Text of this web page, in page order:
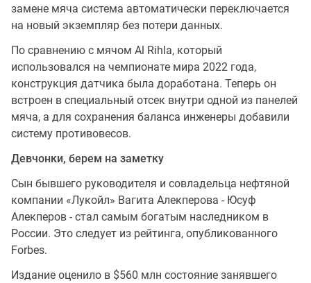
замене мяча система автоматически переключается
на новый экземпляр без потери данных.
По сравнению с мячом Al Rihla, который
использовался на чемпионате мира 2022 года,
конструкция датчика была доработана. Теперь он
встроен в специальный отсек внутри одной из панелей
мяча, а для сохранения баланса инженеры добавили
систему противовесов.
Девчонки, берем на заметку
Сын бывшего руководителя и совладельца нефтяной
компании «Лукойл» Вагита Алекперова - Юсуф
Алекперов - стал самым богатым наследником в
России. Это следует из рейтинга, опубликованного
Forbes.
Издание оценило в $560 млн состояние занявшего